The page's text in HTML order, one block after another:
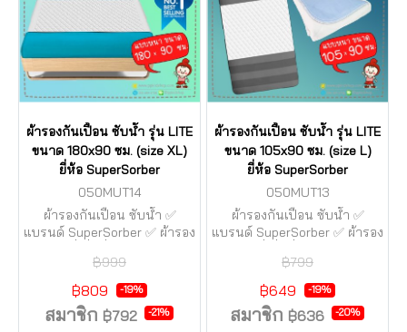
ผ้ารองกันเปื้อน ซับน้ำ รุ่น LITE
ขนาด 180x90 ซม. (size XL)
ยี่ห้อ SuperSorber
050MUT14
ผ้ารองกันเปื้อน ซับน้ำ ✅
แบรนด์ SuperSorber ✅ ผ้ารอง
น้ำซึมได้ 100% ⚠️ เปิดจำหน่าย
มากว่า 30 ปี จึงมั่นใจใน
คุณภาพ
฿999
฿809 -19%
สมาชิก ฿792 -21%
ผ้ารองกันเปื้อน ซับน้ำ รุ่น LITE
ขนาด 105x90 ซม. (size L)
ยี่ห้อ SuperSorber
050MUT13
ผ้ารองกันเปื้อน ซับน้ำ ✅
แบรนด์ SuperSorber ✅ ผ้ารอง
น้ำซึมได้ 100% ⚠️ เปิดจำหน่าย
มากว่า 30 ปี จึงมั่นใจใน
คุณภาพ
฿799
฿649 -19%
สมาชิก ฿636 -20%